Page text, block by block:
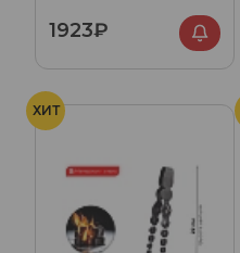
1923₽
ХИТ